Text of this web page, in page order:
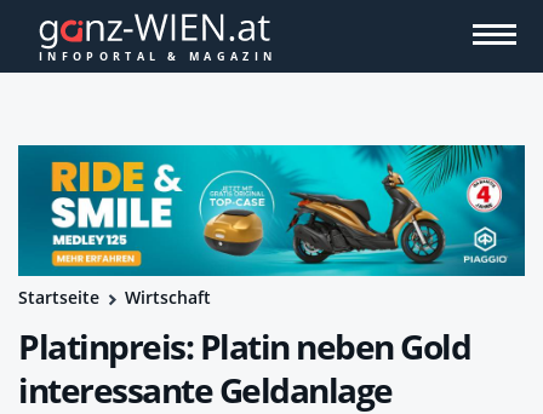
Startseite Wirtschaft
Platinpreis: Platin neben Gold
interessante Geldanlage